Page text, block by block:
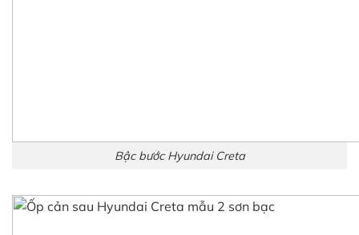
Bậc bước Hyundai Creta